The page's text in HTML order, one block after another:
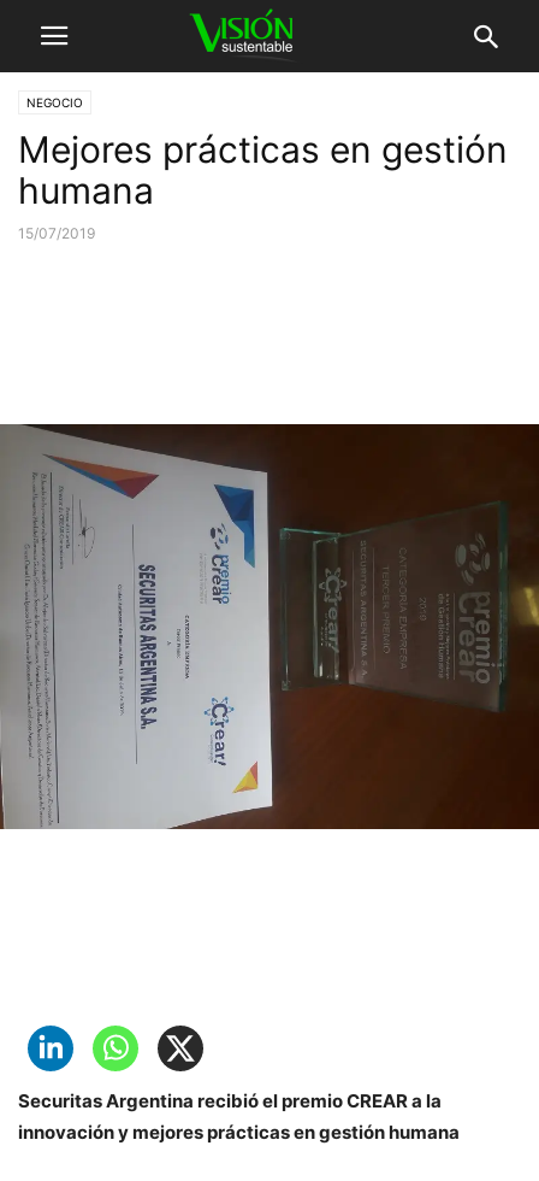
NEGOCIO
Mejores prácticas en gestión
humana
15/07/2019
Securitas Argentina recibió el premio CREAR a la
innovación y mejores prácticas en gestión humana